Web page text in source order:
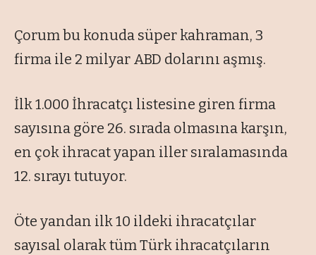
Çorum bu konuda süper kahraman, 3
firma ile 2 milyar ABD dolarını aşmış.
İlk 1.000 İhracatçı listesine giren firma
sayısına göre 26. sırada olmasına karşın,
en çok ihracat yapan iller sıralamasında
12. sırayı tutuyor.
Öte yandan ilk 10 ildeki ihracatçılar
sayısal olarak tüm Türk ihracatçıların